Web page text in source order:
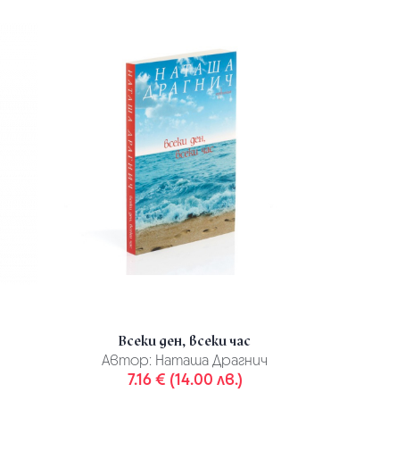
Всеки ден, всеки час
Автор: Наташа Драгнич
7.16 € (14.00 лв.)